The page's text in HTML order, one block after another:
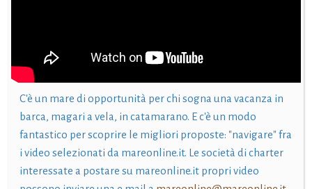
C'è un mare di opportunità per chi sogna una vacanza in
barca, magari a vela, in catamarano. E c'è un modo
fantastico per scoprire le migliori proposte: "navigare" fra
i video selezionati da mareonline.it. Le società di charter
interessate a postare su mareonline.it propri video